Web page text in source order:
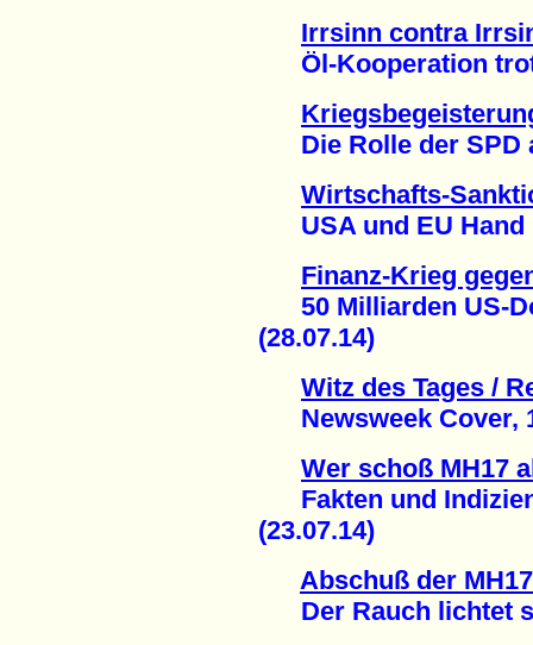
Irrsinn contra
Öl-Kooperation
Die Rolle der SPD
Wirtschafts-
USA und EU Hand
Finanz-Krieg
50 Milliarden US-
(28.07.14)
Witz des Tages /
Newsweek Cover,
Wer schoß MH17
Fakten und
(23.07.14)
Abschuß der
Der Rauch lichtet